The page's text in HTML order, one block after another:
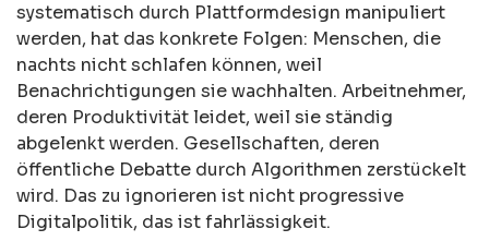
systematisch durch Plattformdesign manipuliert
werden, hat das konkrete Folgen: Menschen, die
nachts nicht schlafen können, weil
Benachrichtigungen sie wachhalten. Arbeitnehmer,
deren Produktivität leidet, weil sie ständig
abgelenkt werden. Gesellschaften, deren
öffentliche Debatte durch Algorithmen zerstückelt
wird. Das zu ignorieren ist nicht progressive
Digitalpolitik, das ist fahrlässigkeit.